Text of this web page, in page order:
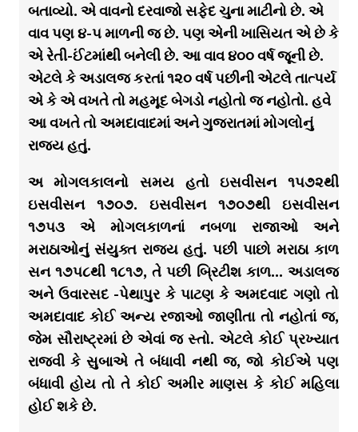
બતાવ્યો. એ વાવનો દરવાજો સફેદ ચુના માટીનો છે. એ
વાવ પણ ૪-૫ માળની જ છે. પણ એની ખાસિયત એ છે કે
એ રેતી-ઈંટમાંથી બનેલી છે. આ વાવ ૪૦૦ વર્ષ જૂની છે.
એટલે કે અડાલજ કરતાં ૧૨૦ વર્ષ પછીની એટલે તાત્પર્ય
એ કે એ વખતે તો મહમૂદ બેગડો નહોતો જ નહોતો. હવે
આ વખતે તો અમદાવાદમાં અને ગુજરાતમાં મોગલોનું
રાજ્ય હતું.
અ મોગલકાલનો સમય હતો ઇસવીસન ૧૫૭૨થી
ઇસવીસન ૧૭૦૭. ઇસવીસન ૧૭૦૭થી ઇસવીસન
૧૭૫૩ એ મોગલકાળનાં નબળા રાજાઓ અને
મરાઠાઓનું સંયુક્ત રાજ્ય હતું. પછી પાછો મરાઠા કાળ
સન ૧૭૫૮થી ૧૮૧૭, તે પછી બ્રિટીશ કાળ… અડાલજ
અને ઉવારસદ -પેથાપુર કે પાટણ કે અમદવાદ ગણો તો
અમદાવાદ કોઈ અન્ય રજાઓ જાણીતા તો નહોતાં જ,
જેમ સૌરાષ્ટ્રમાં છે એવાં જ સ્તો. એટલે કોઈ પ્રખ્યાત
રાજવી કે સુબાએ તે બંધાવી નથી જ, જો કોઈએ પણ
બંધાવી હોય તો તે કોઈ અમીર માણસ કે કોઈ મહિલા
હોઈ શકે છે.